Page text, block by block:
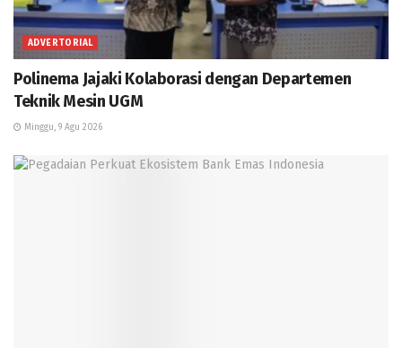
ADVERTORIAL
Polinema Jajaki Kolaborasi dengan Departemen
Teknik Mesin UGM
Minggu, 9 Agu 2026